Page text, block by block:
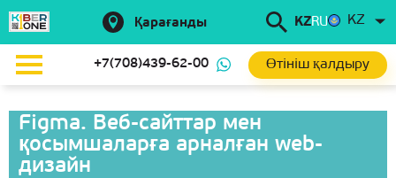
Қарағанды KZRU KZ
+7(708)439-62-00 Өтініш қалдыру
Figma. Веб-сайттар мен
қосымшаларға арналған web-
дизайн